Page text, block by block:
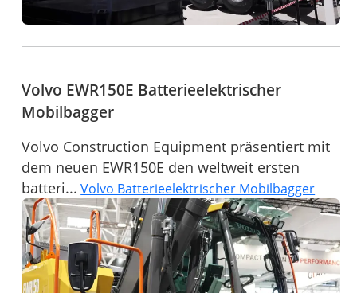
Volvo EWR150E Batterieelektrischer
Mobilbagger
Volvo Construction Equipment präsentiert mit
dem neuen EWR150E den weltweit ersten
batteri... Volvo Batterieelektrischer Mobilbagger